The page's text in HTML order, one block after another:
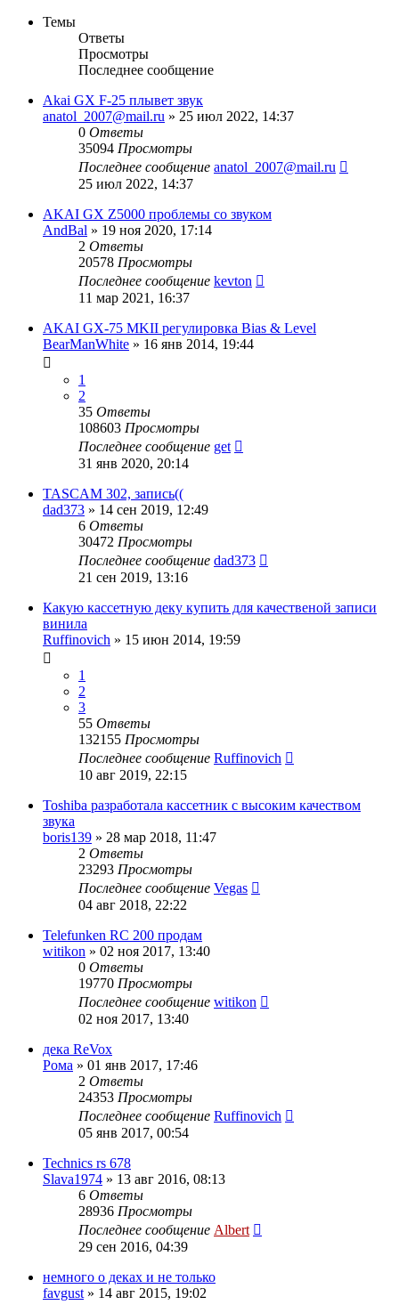
Темы
Ответы
Просмотры
Последнее сообщение
Akai GX F-25 плывет звук
anatol_2007@mail.ru » 25 июл 2022, 14:37
0 Ответы
35094 Просмотры
Последнее сообщение anatol_2007@mail.ru
25 июл 2022, 14:37
AKAI GX Z5000 проблемы со звуком
AndBal » 19 ноя 2020, 17:14
2 Ответы
20578 Просмотры
Последнее сообщение kevton
11 мар 2021, 16:37
AKAI GX-75 MKII регулировка Bias & Level
BearManWhite » 16 янв 2014, 19:44
1
2
35 Ответы
108603 Просмотры
Последнее сообщение get
31 янв 2020, 20:14
TASCAM 302, запись((
dad373 » 14 сен 2019, 12:49
6 Ответы
30472 Просмотры
Последнее сообщение dad373
21 сен 2019, 13:16
Какую кассетную деку купить для качественой записи
винила
Ruffinovich » 15 июн 2014, 19:59
1
2
3
55 Ответы
132155 Просмотры
Последнее сообщение Ruffinovich
10 авг 2019, 22:15
Toshiba разработала кассетник с высоким качеством
звука
boris139 » 28 мар 2018, 11:47
2 Ответы
23293 Просмотры
Последнее сообщение Vegas
04 авг 2018, 22:22
Telefunken RC 200 продам
witikon » 02 ноя 2017, 13:40
0 Ответы
19770 Просмотры
Последнее сообщение witikon
02 ноя 2017, 13:40
дека ReVox
Рома » 01 янв 2017, 17:46
2 Ответы
24353 Просмотры
Последнее сообщение Ruffinovich
05 янв 2017, 00:54
Technics rs 678
Slava1974 » 13 авг 2016, 08:13
6 Ответы
28936 Просмотры
Последнее сообщение Albert
29 сен 2016, 04:39
немного о деках и не только
favgust » 14 авг 2015, 19:02